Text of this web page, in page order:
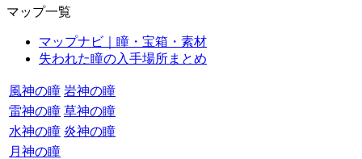
マップ一覧
マップナビ｜瞳・宝箱・素材
失われた瞳の入手場所まとめ
風神の瞳 岩神の瞳
雷神の瞳 草神の瞳
水神の瞳 炎神の瞳
月神の瞳